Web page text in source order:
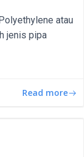
atau
jenis pipa
Read more